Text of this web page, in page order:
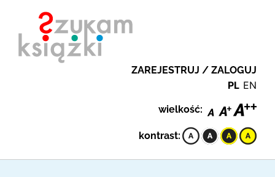
ZAREJESTRUJ / ZALOGUJ
PL EN
wielkość:
kontrast: